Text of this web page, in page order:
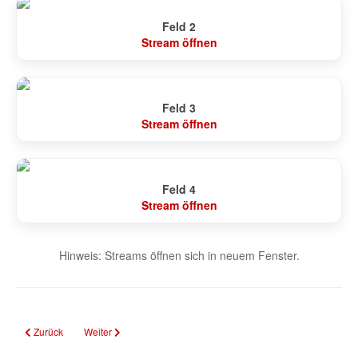
Feld 2
Stream öffnen
Feld 3
Stream öffnen
Feld 4
Stream öffnen
Hinweis: Streams öffnen sich in neuem Fenster.
Vorheriger Beitrag: Unterkünfte & Verpflegung
Zurück Nächster Beitrag: Mannschaften
Weiter